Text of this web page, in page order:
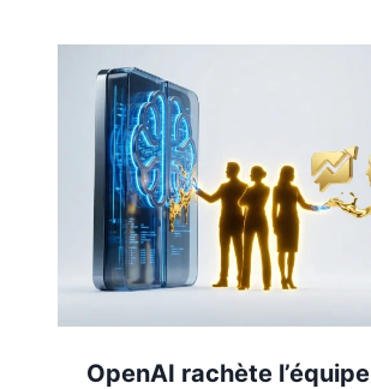
OpenAI rachète l’équipe